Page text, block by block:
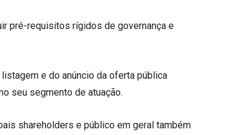
pré-requisitos rígidos de governança e
e do anúncio da oferta pública
seu segmento de atuação.
shareholders e público em geral também